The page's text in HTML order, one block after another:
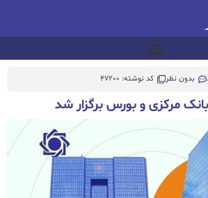
بدون نظر کد نوشته: 47200
مرکزی و بورس برگزار شد